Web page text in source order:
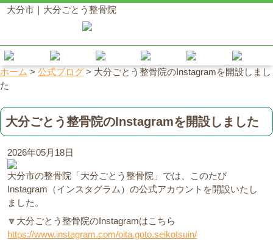
大分市｜大分ごとう整骨院
ホーム > 公式ブログ> 大分ごとう整骨院のInstagramを開設しまし
た
大分ごとう整骨院のInstagramを開設しました
2026年05月18日
大分市の整骨院「大分ごとう整骨院」では、このたび
Instagram（インスタグラム）の公式アカウントを開設いたし
ました。
🔽大分ごとう整骨院のInstagramはこちら
https://www.instagram.com/oita.goto.seikotsuin/